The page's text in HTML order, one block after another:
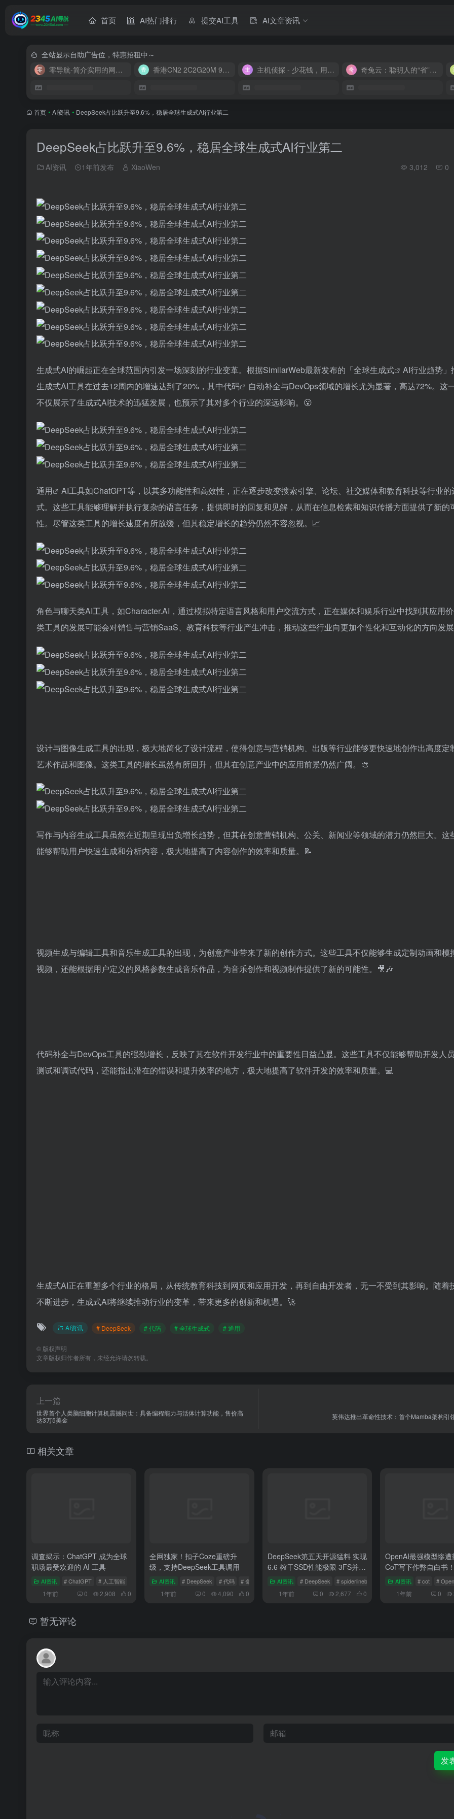
首页 AI热门排行 提交AI工具 AI文章资讯
全站显示自助广告位，特惠招租中～
零导航-简介实用的网址导航
香港CN2 2C2G20M 9.9/月 主机侦探 - 少花钱，用好云 奇兔云：聪明人的“省”钱计划！
首页 • AI资讯 • DeepSeek占比跃升至9.6%，稳居全球生成式AI行业第二
DeepSeek占比跃升至9.6%，稳居全球生成式AI行业第二
AI资讯 1年前发布 XiaoWen 3,012 0
生成式AI的崛起正在全球范围内引发一场深刻的行业变革。根据SimilarWeb最新发布的「全球生成式
AI行业趋势」
生成式AI工具在过去12周内的增速达到了20%，其中代码
自动补全与DevOps领域的增长尤为显著，高达72%。这
不仅展示了生成式AI技术的迅猛发展，也预示了其对多个行业的深远影响。😮
通用
AI工具如ChatGPT等，以其多功能性和高效性，正在逐步改变搜索引擎、论坛、社交媒体和教育科技等行业的
式。这些工具能够理解并执行复杂的语言任务，提供即时的回复和见解，从而在信息检索和知识传播方面提供了新的
性。尽管这类工具的增长速度有所放缓，但其稳定增长的趋势仍然不容忽视。📈
角色与聊天类AI工具，如Character.AI，通过模拟特定语言风格和用户交流方式，正在媒体和娱乐行业中找到其应用
类工具的发展可能会对销售与营销SaaS、教育科技等行业产生冲击，推动这些行业向更加个性化和互动化的方向发
设计与图像生成工具的出现，极大地简化了设计流程，使得创意与营销机构、出版等行业能够更快速地创作出高度定
艺术作品和图像。这类工具的增长虽然有所回升，但其在创意产业中的应用前景仍然广阔。🎨
写作与内容生成工具虽然在近期呈现出负增长趋势，但其在创意营销机构、公关、新闻业等领域的潜力仍然巨大。这
能够帮助用户快速生成和分析内容，极大地提高了内容创作的效率和质量。📝
视频生成与编辑工具和音乐生成工具的出现，为创意产业带来了新的创作方式。这些工具不仅能够生成定制动画和模
视频，还能根据用户定义的风格参数生成音乐作品，为音乐创作和视频制作提供了新的可能性。🎥🎶
代码补全与DevOps工具的强劲增长，反映了其在软件开发行业中的重要性日益凸显。这些工具不仅能够帮助开发人
测试和调试代码，还能指出潜在的错误和提升效率的地方，极大地提高了软件开发的效率和质量。💻
生成式AI正在重塑多个行业的格局，从传统教育科技到网页和应用开发，再到自由开发者，无一不受到其影响。随着
不断进步，生成式AI将继续推动行业的变革，带来更多的创新和机遇。🚀
AI资讯 # DeepSeek # 代码 # 全球生成式 # 通用
© 版权声明
文章版权归作者所有，未经允许请勿转载。
上一篇
世界首个人类脑细胞计算机震撼问世：具备编程能力与活体计算功能，售价高
达3万5美金
英伟达推出革命性技术：首个Mamba架构引
相关文章
调查揭示：ChatGPT 成为全球
职场最受欢迎的 AI 工具
AI资讯 # ChatGPT # 人工智能
1年前 0 2,908 0
全网独家！扣子Coze重磅升
级，支持DeepSeek工具调用
AI资讯 # DeepSeek # 代码 # 命令提示符
1年前 0 4,090 0
DeepSeek第五天开源猛料 实现
6.6 榨干SSD性能极限 3FS并行
文件系统震撼发布 TiB超高速存
储！
AI资讯 # DeepSeek # spiderlinebreak # 元数据
1年前 0 2,677 0
OpenAI最强模型惨
CoT写下作弊自白书
AI资讯 # cot #
1年前 0
暂无评论
发